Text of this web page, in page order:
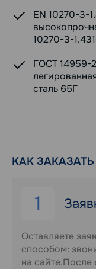
EN 10270-3-
10270-3-
ГОСТ 14959-
сталь 65Г
КАК
1
Оставляете
способом:
на